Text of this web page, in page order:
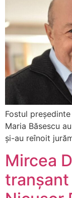
Fostul
Maria Băsescu
și-au reînoit
Mircea